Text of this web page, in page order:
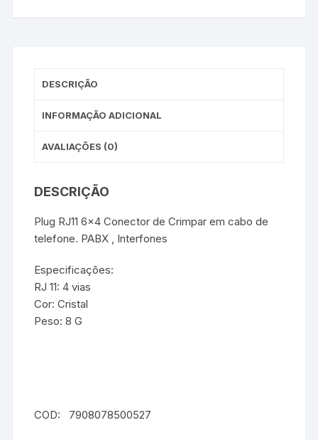
DESCRIÇÃO
INFORMAÇÃO ADICIONAL
AVALIAÇÕES (0)
DESCRIÇÃO
Plug RJ11 6×4 Conector de Crimpar em cabo de
telefone. PABX , Interfones
Especificações:
RJ 11: 4 vias
Cor: Cristal
Peso: 8 G
COD: 7908078500527